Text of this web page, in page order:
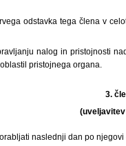
odstavka tega člena v
nalog in pristojnosti
pristojnega organa.
3.
naslednji dan po